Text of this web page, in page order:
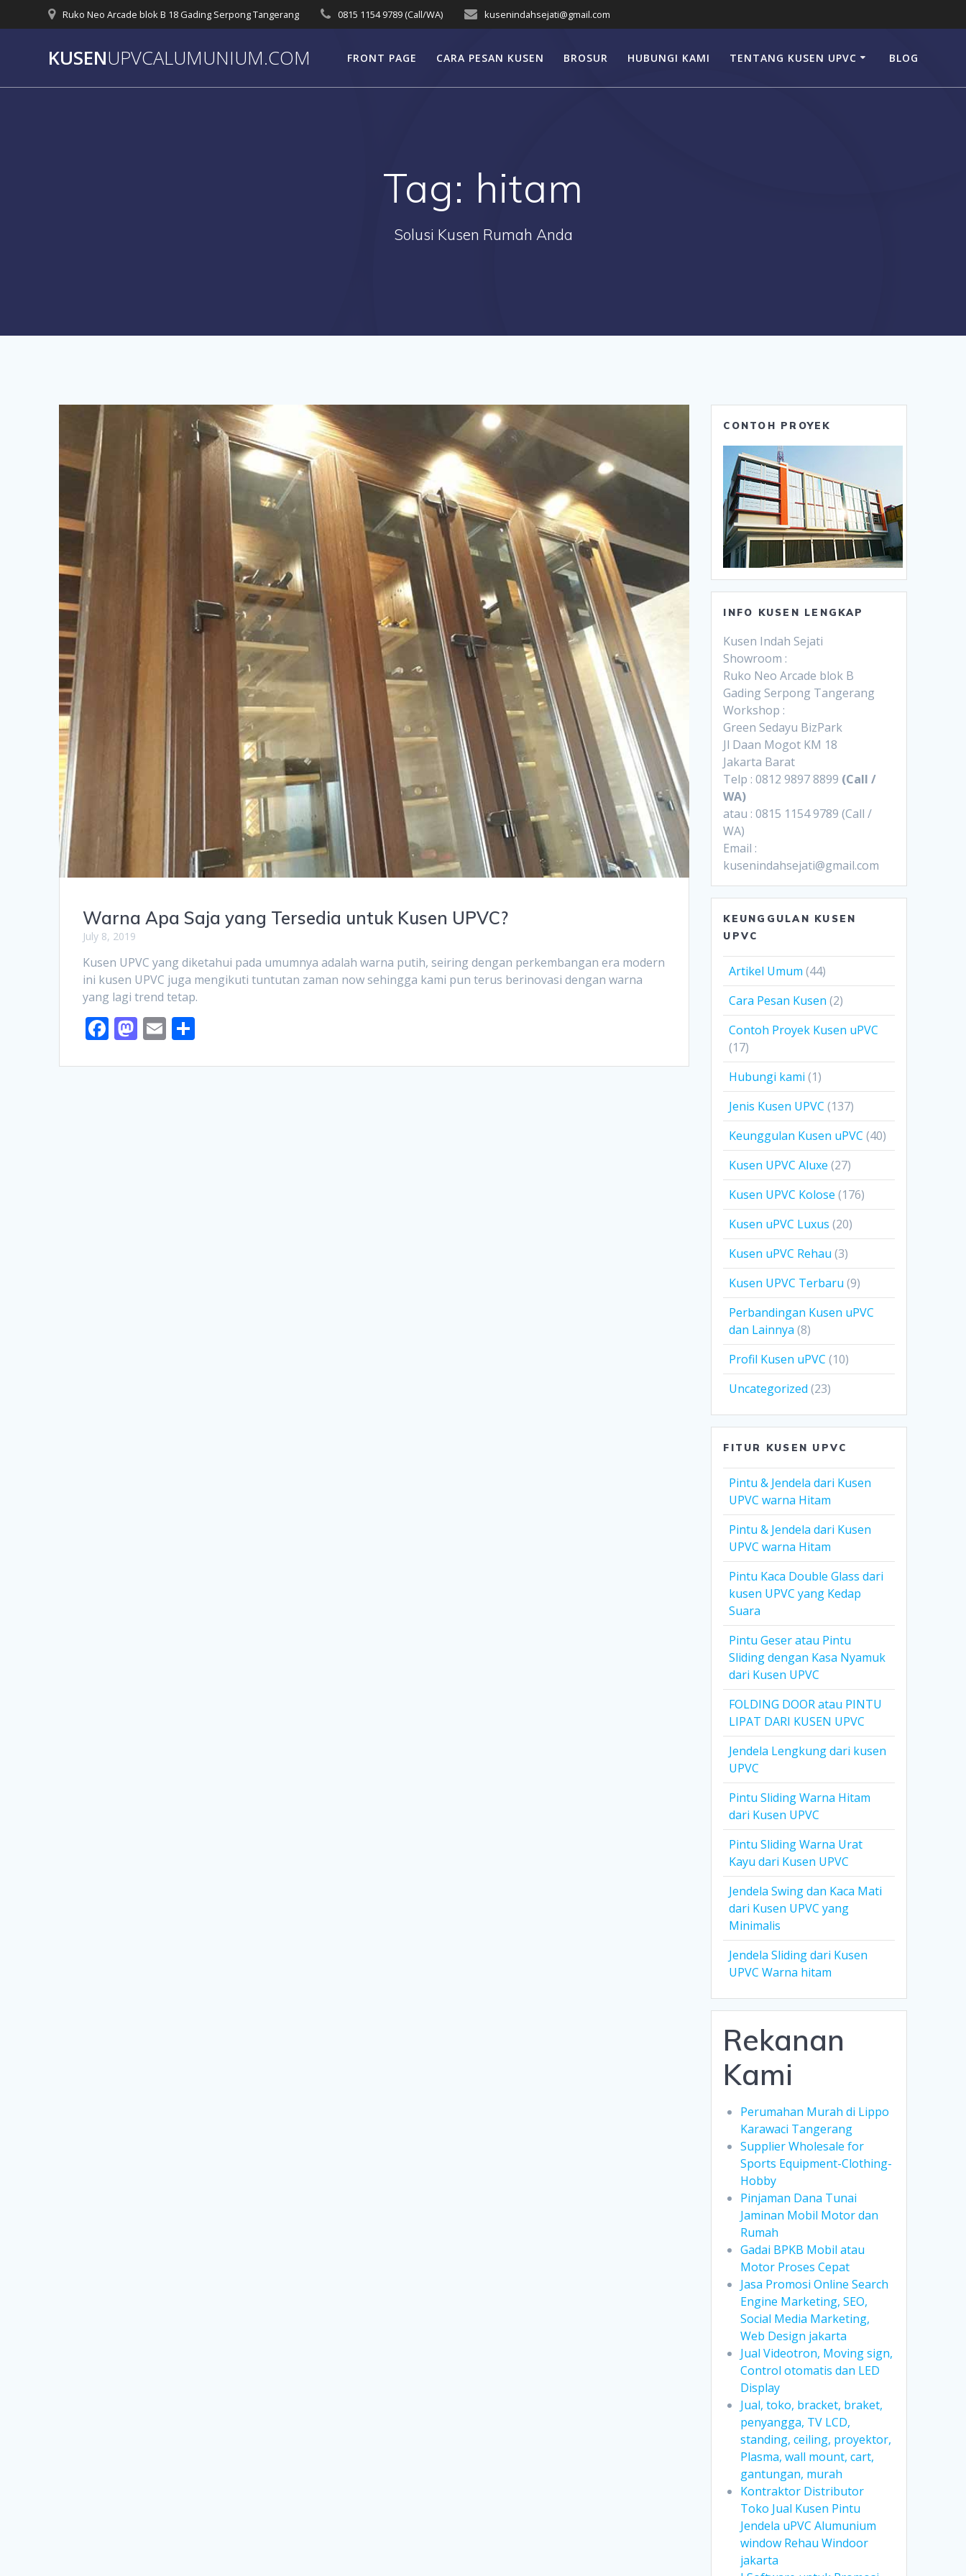
to
Ruko Neo Arcade blok B 18 Gading Serpong Tangerang 0815 1154 9789 (Call/WA) kusenindahsejati@gmail.com
KUSENUPVCALUMUNIUM.COM FRONT PAGE CARA PESAN KUSEN BROSUR HUBUNGI KAMI TENTANG KUSEN UPVC BLOG
Tag: hitam
Solusi Kusen Rumah Anda
Warna Apa Saja yang Tersedia untuk Kusen UPVC?
July 8, 2019
Kusen UPVC yang diketahui pada umumnya adalah warna putih, seiring dengan perkembangan era modern
ini kusen UPVC juga mengikuti tuntutan zaman now sehingga kami pun terus berinovasi dengan warna
yang lagi trend tetap.
F
e
M
to
E
ai ar
CONTOH PROYEK
INFO KUSEN LENGKAP
Kusen Indah Sejati
Showroom :
Ruko Neo Arcade blok B
Gading Serpong Tangerang
Workshop :
Green Sedayu BizPark
Jl Daan Mogot KM 18
Jakarta Barat
Telp : 0812 9897 8899 (Call /
WA)
atau : 0815 1154 9789 (Call /
WA)
Email :
kusenindahsejati@gmail.com
KEUNGGULAN KUSEN
UPVC
Artikel Umum (44)
Cara Pesan Kusen (2)
Contoh Proyek Kusen uPVC
(17)
Hubungi kami (1)
Jenis Kusen UPVC (137)
Keunggulan Kusen uPVC (40)
Kusen UPVC Aluxe (27)
Kusen UPVC Kolose (176)
Kusen uPVC Luxus (20)
Kusen uPVC Rehau (3)
Kusen UPVC Terbaru (9)
Perbandingan Kusen uPVC
dan Lainnya (8)
Profil Kusen uPVC (10)
Uncategorized (23)
FITUR KUSEN UPVC
Pintu & Jendela dari Kusen
UPVC warna Hitam
Pintu & Jendela dari Kusen
UPVC warna Hitam
Pintu Kaca Double Glass dari
kusen UPVC yang Kedap
Suara
Pintu Geser atau Pintu
Sliding dengan Kasa Nyamuk
dari Kusen UPVC
FOLDING DOOR atau PINTU
LIPAT DARI KUSEN UPVC
Jendela Lengkung dari kusen
UPVC
Pintu Sliding Warna Hitam
dari Kusen UPVC
Pintu Sliding Warna Urat
Kayu dari Kusen UPVC
Jendela Swing dan Kaca Mati
dari Kusen UPVC yang
Minimalis
Jendela Sliding dari Kusen
UPVC Warna hitam
Rekanan
Kami
Perumahan Murah di Lippo
Karawaci Tangerang
Supplier Wholesale for
Sports Equipment-Clothing-
Hobby
Pinjaman Dana Tunai
Jaminan Mobil Motor dan
Rumah
Gadai BPKB Mobil atau
Motor Proses Cepat
Jasa Promosi Online Search
Engine Marketing, SEO,
Social Media Marketing,
Web Design jakarta
Jual Videotron, Moving sign,
Control otomatis dan LED
Display
Jual, toko, bracket, braket,
penyangga, TV LCD,
standing, ceiling, proyektor,
Plasma, wall mount, cart,
gantungan, murah
Kontraktor Distributor
Toko Jual Kusen Pintu
Jendela uPVC Alumunium
window Rehau Windoor
jakarta